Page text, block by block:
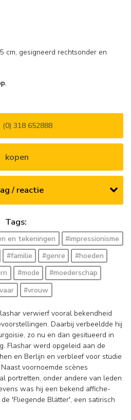
cm, gesigneerd rechtsonder en
318 652888
kopen
/ reactie
Tags:
en tekeningen
#impressionisme
#familie #genre
#hoeden
#mode
#moederschap
#vrouw
verwierf vooral bekendheid
Daarbij verbeeldde hij
zo nu en dan gesitueerd in
Flashar werd opgeleid aan de
en Berlijn en verbleef voor studie
voornoemde scènes
portretten, onder andere van leden
was hij een bekend affiche-
'Fliegende Blätter', een satirisch